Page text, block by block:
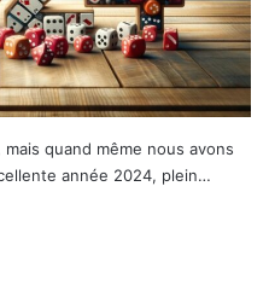
quand même nous avons
année 2024, plein…